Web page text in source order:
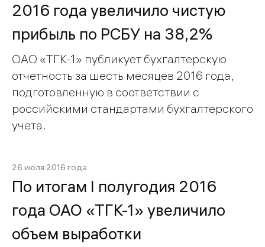
2016 года увеличило чистую
прибыль по РСБУ на 38,2%
ОАО «ТГК-1» публикует бухгалтерскую
отчетность за шесть месяцев 2016 года,
подготовленную в соответствии с
российскими стандартами бухгалтерского
учета.
26 июля 2016 года
По итогам I полугодия 2016
года ОАО «ТГК-1» увеличило
объем выработки